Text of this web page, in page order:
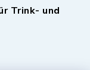
Trink- und